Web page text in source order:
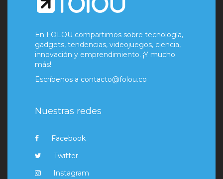
En FOLOU compartimos sobre tecnología,
gadgets, tendencias, videojuegos, ciencia,
innovación y emprendimiento. ¡Y mucho
más!
Escríbenos a contacto@folou.co
Nuestras redes
Facebook
Twitter
Instagram